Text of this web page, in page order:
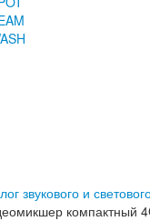
звукового и
компактный